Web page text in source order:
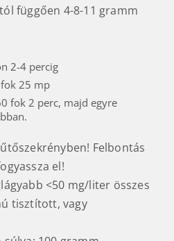
függően 4-8-11 gramm
2-4 percig
25 mp
fok 2 perc, majd egyre
Felbontás
el!
<50 mg/liter összes
tisztított, vagy